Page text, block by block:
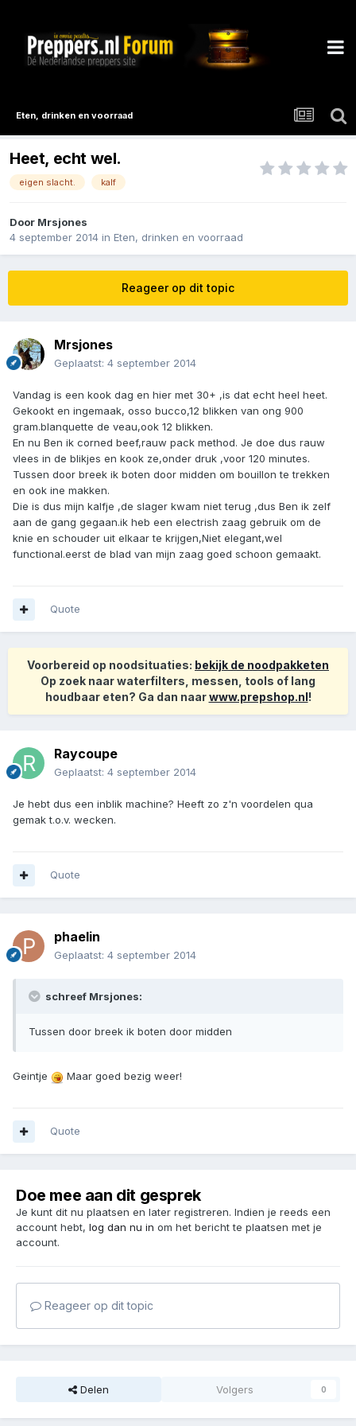
Eten, drinken en voorraad
Heet, echt wel.
eigen slacht. kalf
Door Mrsjones
4 september 2014 in Eten, drinken en voorraad
Reageer op dit topic
Mrsjones
Geplaatst: 4 september 2014
Vandag is een kook dag en hier met 30+ ,is dat echt heel heet.
Gekookt en ingemaak, osso bucco,12 blikken van ong 900
gram.blanquette de veau,ook 12 blikken.
En nu Ben ik corned beef,rauw pack method. Je doe dus rauw
vlees in de blikjes en kook ze,onder druk ,voor 120 minutes.
Tussen door breek ik boten door midden om bouillon te trekken
en ook ine makken.
Die is dus mijn kalfje ,de slager kwam niet terug ,dus Ben ik zelf
aan de gang gegaan.ik heb een electrish zaag gebruik om de
knie en schouder uit elkaar te krijgen,Niet elegant,wel
functional.eerst de blad van mijn zaag goed schoon gemaakt.
Quote
Voorbereid op noodsituaties: bekijk de noodpakketen
Op zoek naar waterfilters, messen, tools of lang
houdbaar eten? Ga dan naarwww.prepshop.nl!
Raycoupe
Geplaatst: 4 september 2014
Je hebt dus een inblik machine? Heeft zo z'n voordelen qua
gemak t.o.v. wecken.
Quote
phaelin
Geplaatst: 4 september 2014
schreef Mrsjones:
Tussen door breek ik boten door midden
Geintje Maar goed bezig weer!
Quote
Doe mee aan dit gesprek
Je kunt dit nu plaatsen en later registreren. Indien je reeds een
account hebt, log dan nu in om het bericht te plaatsen met je
account.
Reageer op dit topic
Delen Volgers 0